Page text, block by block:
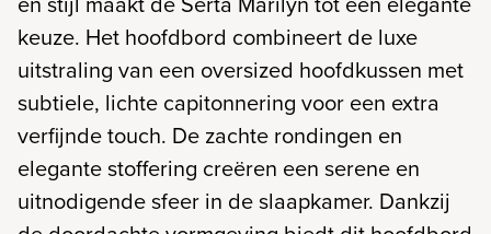
keuze. Het hoofdbord combineert de luxe
uitstraling van een oversized hoofdkussen met
subtiele, lichte capitonnering voor een extra
verfijnde touch. De zachte rondingen en
elegante stoffering creëren een serene en
uitnodigende sfeer in de slaapkamer. Dankzij